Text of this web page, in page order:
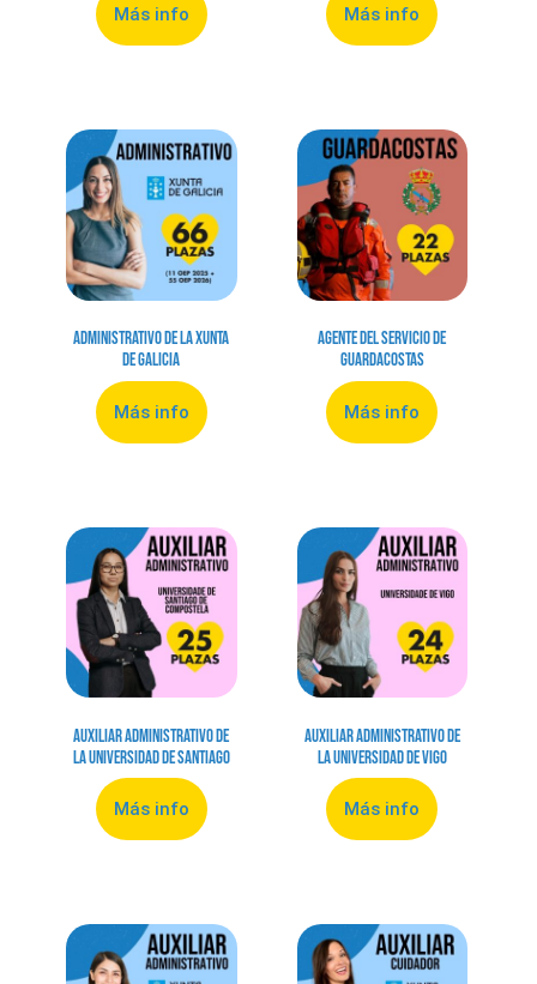
Más info Más info
Administrativo de la Xunta
de Galicia
Más info
Agente del Servicio de
Guardacostas
Más info
Auxiliar Administrativo de
la Universidad de Santiago
Más info
Auxiliar Administrativo de
la Universidad de Vigo
Más info